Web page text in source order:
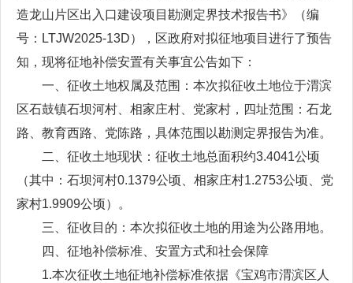
造龙山片区出入口建设项目勘测定界技术报告书》（编
号：LTJW2025-13D），区政府对拟征地项目进行了预告
知，现将征地补偿安置有关事宜公告如下：
一、征收土地权属及范围：本次拟征收土地位于渭滨
区石鼓镇石坝河村、相家庄村、党家村，四址范围：石龙
路、教育西路、党陈路，具体范围以勘测定界报告为准。
二、征收土地现状：征收土地总面积约3.4041公顷
（其中：石坝河村0.1379公顷、相家庄村1.2753公顷、党
家村1.9909公顷）。
三、征收目的：本次拟征收土地的用途为公路用地。
四、征地补偿标准、安置方式和社会保障
1.本次征收土地征地补偿标准依据《宝鸡市渭滨区人